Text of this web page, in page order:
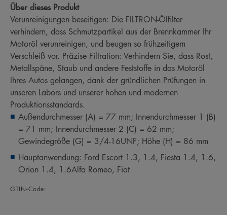
Über dieses Produkt
Verunreinigungen beseitigen: Die FILTRON-Ölfilter
verhindern, dass Schmutzpartikel aus der Brennkammer Ihr
Motoröl verunreinigen, und beugen so frühzeitigem
Verschleiß vor. Präzise Filtration: Verhindern Sie, dass Rost,
Metallspäne, Staub und andere Feststoffe in das Motoröl
Ihres Autos gelangen, dank der gründlichen Prüfungen in
unseren Labors und unserer hohen und modernen
Produktionsstandards.
Außendurchmesser (A) = 77 mm; Innendurchmesser 1 (B)
= 71 mm; Innendurchmesser 2 (C) = 62 mm;
Gewindegröße (G) = 3/4-16UNF; Höhe (H) = 86 mm
Hauptanwendung: Ford Escort 1.3, 1.4, Fiesta 1.4, 1.6,
Orion 1.4, 1.6Alfa Romeo, Fiat
GTIN‑Code: